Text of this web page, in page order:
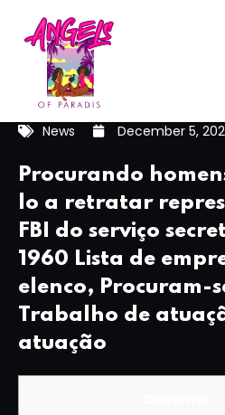
News December 5,
Procurando
lo a retratar
FBI do serviço
1960 Lista de
elenco, Procuram-
Trabalho de
atuação